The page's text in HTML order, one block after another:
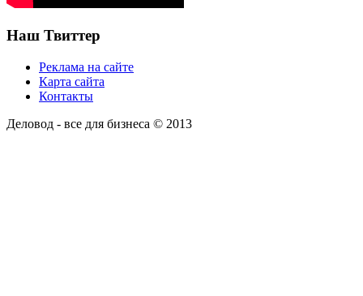
Наш Твиттер
Реклама на сайте
Карта сайта
Контакты
Деловод - все для бизнеса © 2013